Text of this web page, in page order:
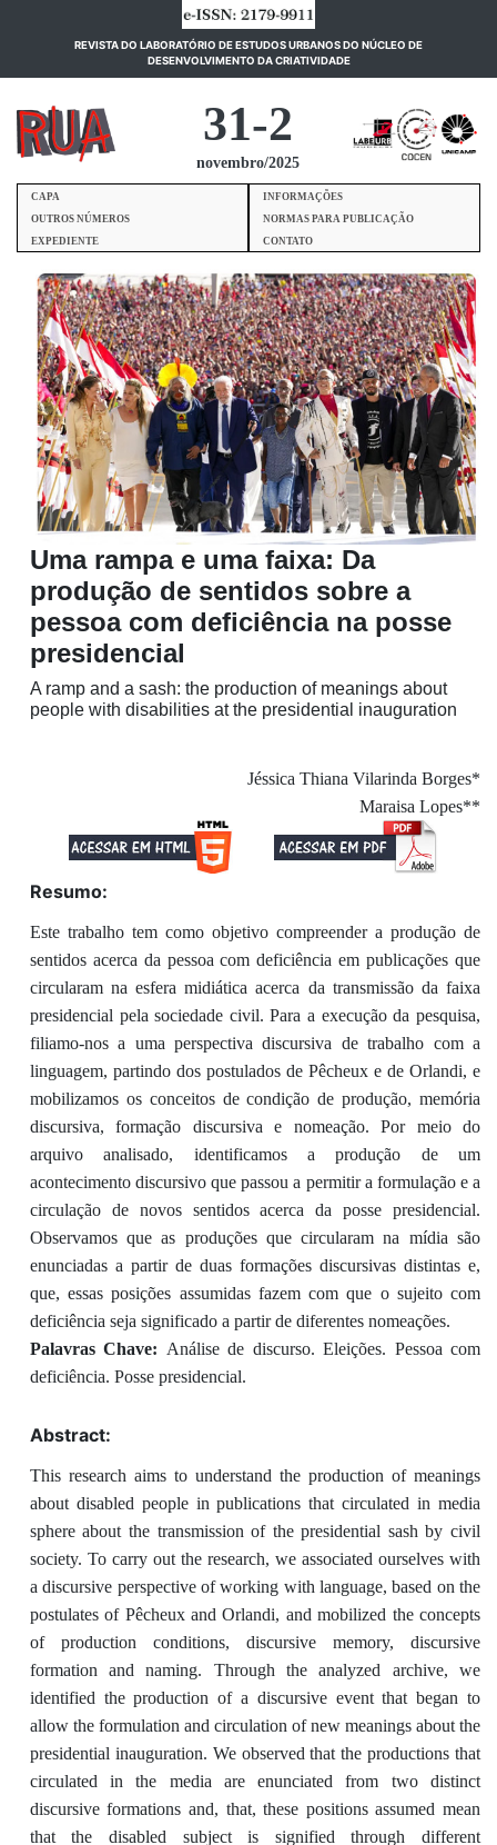
REVISTA DO LABORATÓRIO DE ESTUDOS URBANOS DO NÚCLEO DE
DESENVOLVIMENTO DA CRIATIVIDADE(current)
31-2
novembro/2025
CAPA
INFORMAÇÕES
OUTROS NÚMEROS
NORMAS PARA PUBLICAÇÃO
EXPEDIENTE
CONTATO
Uma rampa e uma faixa: Da
produção de sentidos sobre a
pessoa com deficiência na posse
presidencial
A ramp and a sash: the production of meanings about
people with disabilities at the presidential inauguration
Jéssica Thiana Vilarinda Borges*
Maraisa Lopes**
Resumo:
Este trabalho tem como objetivo compreender a produção de
sentidos acerca da pessoa com deficiência em publicações que
circularam na esfera midiática acerca da transmissão da faixa
presidencial pela sociedade civil. Para a execução da pesquisa,
filiamo-nos a uma perspectiva discursiva de trabalho com a
linguagem, partindo dos postulados de Pêcheux e de Orlandi, e
mobilizamos os conceitos de condição de produção, memória
discursiva, formação discursiva e nomeação. Por meio do
arquivo analisado, identificamos a produção de um
acontecimento discursivo que passou a permitir a formulação e a
circulação de novos sentidos acerca da posse presidencial.
Observamos que as produções que circularam na mídia são
enunciadas a partir de duas formações discursivas distintas e,
que, essas posições assumidas fazem com que o sujeito com
deficiência seja significado a partir de diferentes nomeações.
Palavras Chave: Análise de discurso. Eleições. Pessoa com
deficiência. Posse presidencial.
Abstract:
This research aims to understand the production of meanings
about disabled people in publications that circulated in media
sphere about the transmission of the presidential sash by civil
society. To carry out the research, we associated ourselves with
a discursive perspective of working with language, based on the
postulates of Pêcheux and Orlandi, and mobilized the concepts
of production conditions, discursive memory, discursive
formation and naming. Through the analyzed archive, we
identified the production of a discursive event that began to
allow the formulation and circulation of new meanings about the
presidential inauguration. We observed that the productions that
circulated in the media are enunciated from two distinct
discursive formations and, that, these positions assumed mean
that the disabled subject is signified through different